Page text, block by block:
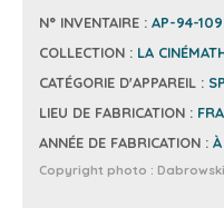
N° INVENTAIRE : AP-94-
COLLECTION : LA
CATÉGORIE D'APPAREIL :
LIEU DE FABRICATION :
ANNÉE DE FABRICATION :
Copyright photo :